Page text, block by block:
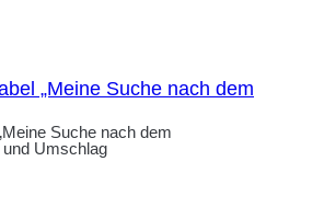
Suche nach dem
und Umschlag